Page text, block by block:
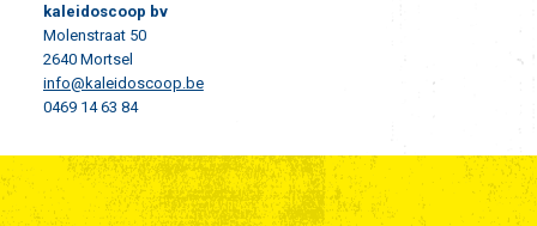
kaleidoscoop bv
Molenstraat 50
2640 Mortsel
info@kaleidoscoop.be
0469 14 63 84